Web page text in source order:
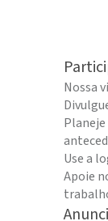
Nossa
Use a
Apoie